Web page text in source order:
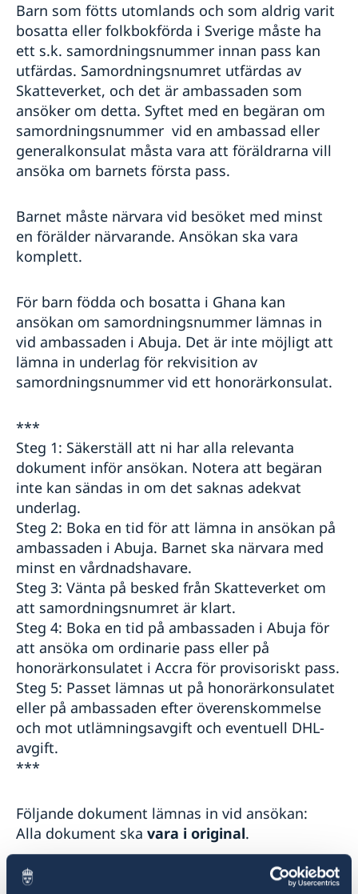
Barn som fötts utomlands och som aldrig varit
bosatta eller folkbokförda i Sverige måste ha
ett s.k. samordningsnummer innan pass kan
utfärdas. Samordningsnumret utfärdas av
Skatteverket, och det är ambassaden som
ansöker om detta. Syftet med en begäran om
samordningsnummer vid en ambassad eller
generalkonsulat måsta vara att föräldrarna vill
ansöka om barnets första pass.
Barnet måste närvara vid besöket med minst
en förälder närvarande. Ansökan ska vara
komplett.
För barn födda och bosatta i Ghana kan
ansökan om samordningsnummer lämnas in
vid ambassaden i Abuja. Det är inte möjligt att
lämna in underlag för rekvisition av
samordningsnummer vid ett honorärkonsulat.
***
Steg 1: Säkerställ att ni har alla relevanta
dokument inför ansökan. Notera att begäran
inte kan sändas in om det saknas adekvat
underlag.
Steg 2: Boka en tid för att lämna in ansökan på
ambassaden i Abuja. Barnet ska närvara med
minst en vårdnadshavare.
Steg 3: Vänta på besked från Skatteverket om
att samordningsnumret är klart.
Steg 4: Boka en tid på ambassaden i Abuja för
att ansöka om ordinarie pass eller på
honorärkonsulatet i Accra för provisoriskt pass.
Steg 5: Passet lämnas ut på honorärkonsulatet
eller på ambassaden efter överenskommelse
och mot utlämningsavgift och eventuell DHL-
avgift.
***
Följande dokument lämnas in vid ansökan:
Alla dokument ska vara i original.
Födelsebevis från ”Registrar of Births and